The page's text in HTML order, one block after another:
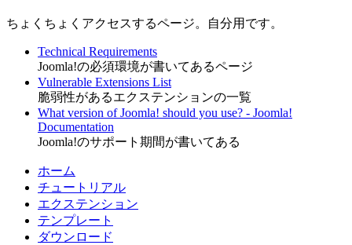
ちょくちょくアクセスするページ。自分用です。
Technical Requirements
Joomla!の必須環境が書いてあるページ
Vulnerable Extensions List
脆弱性があるエクステンションの一覧
What version of Joomla! should you use? - Joomla!
Documentation
Joomla!のサポート期間が書いてある
ホーム
チュートリアル
エクステンション
テンプレート
ダウンロード